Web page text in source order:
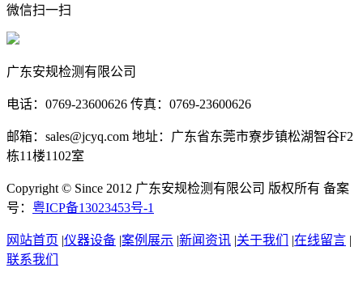
微信扫一扫
广东安规检测有限公司
电话：0769-23600626 传真：0769-23600626
邮箱：sales@jcyq.com 地址：广东省东莞市寮步镇松湖智谷F2
栋11楼1102室
Copyright © Since 2012 广东安规检测有限公司 版权所有 备案
号： 粤ICP备13023453号-1
网站首页 |仪器设备 |案例展示 |新闻资讯 |关于我们 |在线留言 |
联系我们